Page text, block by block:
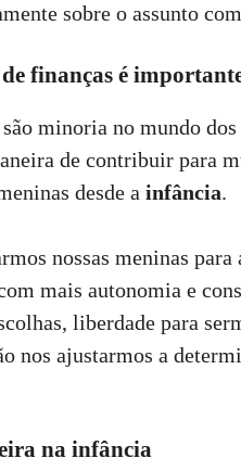
sobre o assunto
finanças é
minoria no mundo
de contribuir para
desde a infância.
nossas meninas
mais autonomia e
liberdade para
nos ajustarmos a
na infância